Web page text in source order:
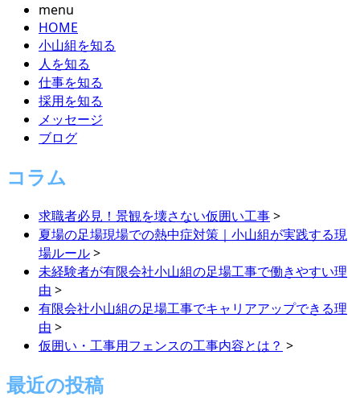
menu
HOME
小山組を知る
人を知る
仕事を知る
採用を知る
メッセージ
ブログ
コラム
求職者必見！景観を壊さない仮囲い工事>
夏場の足場現場での熱中症対策｜小山組が実践する現
場ルール>
未経験者が有限会社小山組の足場工事で働きやすい理
由 >
有限会社小山組の足場工事でキャリアアップできる理
由 >
仮囲い・工事用フェンスの工事内容とは？ >
最近の投稿